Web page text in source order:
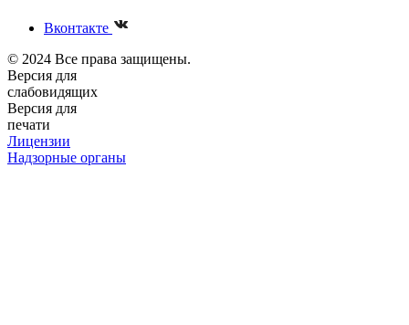
Вконтакте
© 2024 Все права защищены.
Версия для
слабовидящих
Версия для
печати
Лицензии
Надзорные органы